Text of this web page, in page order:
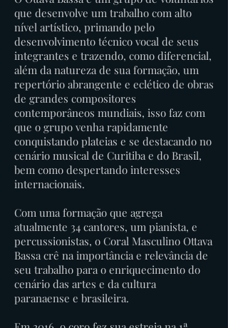
que desenvolve um trabalho com alto
nível artístico, primando pelo
desenvolvimento técnico vocal de seus
integrantes e trazendo, como diferencial,
além da natureza de sua formação, um
repertório abrangente e eclético de obras
de grandes compositores
contemporâneos mundiais, isso faz com
que o grupo venha rapidamente
conquistando plateias e se destacando no
cenário musical de Curitiba e do Brasil,
bem como despertando interesses
internacionais.
Com uma formação que agrega
atualmente 34 cantores, um pianista, e
percussionistas, o Coral Masculino Ottava
Bassa crê na importância e relevância de
seu trabalho para o enriquecimento do
cenário das artes e da cultura
paranaense e brasileira.